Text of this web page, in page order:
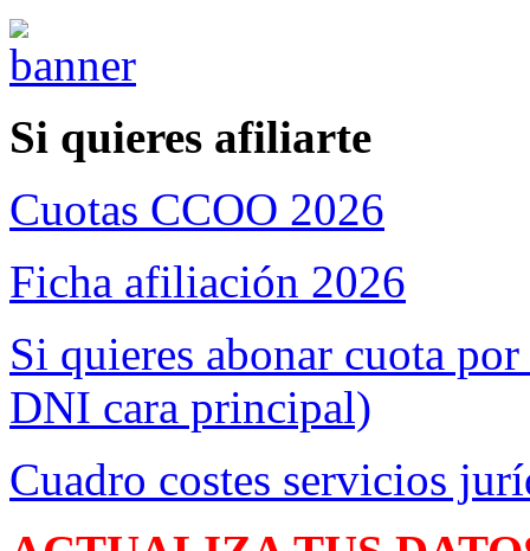
Si quieres afiliarte
Cuotas CCOO 2026
Ficha afiliación 2026
Si quieres abonar cuota
DNI cara principal)
Cuadro costes servicios